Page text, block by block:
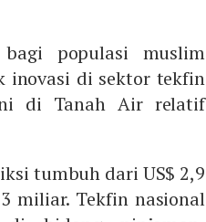
populasi muslim
inovasi di sektor tekfin
di Tanah Air relatif
tumbuh dari US$ 2,9
miliar. Tekfin nasional